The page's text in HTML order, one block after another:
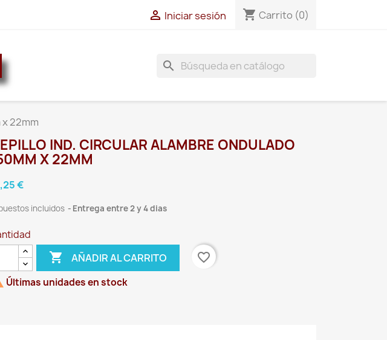
 Iniciar sesión shopping_cart Carrito (0)
search
22mm
IND. CIRCULAR ALAMBRE ONDULADO
X 22MM
€
incluidos Entrega entre 2 y 4 dias
 AÑADIR AL CARRITO
favorite_border
Últimas unidades en stock